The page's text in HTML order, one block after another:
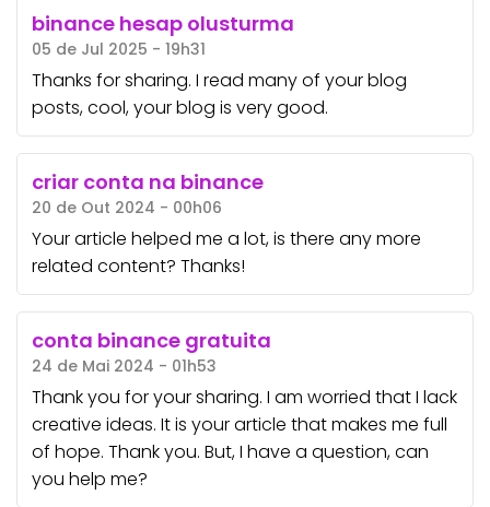
binance hesap olusturma
05 de Jul 2025 - 19h31
Thanks for sharing. I read many of your blog
posts, cool, your blog is very good.
criar conta na binance
20 de Out 2024 - 00h06
Your article helped me a lot, is there any more
related content? Thanks!
conta binance gratuita
24 de Mai 2024 - 01h53
Thank you for your sharing. I am worried that I lack
creative ideas. It is your article that makes me full
of hope. Thank you. But, I have a question, can
you help me?